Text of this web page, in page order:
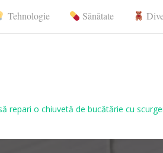
Tehnologie Sănătate
repari o chiuvetă de bucătărie cu